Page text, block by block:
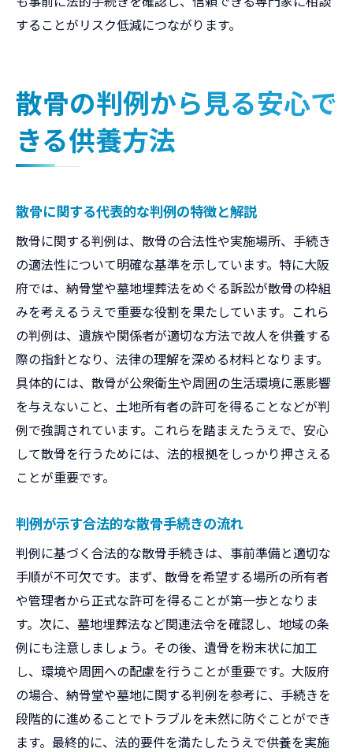
することがリスク低減につながります。
散骨の判例から見る安心で
きる供養方法
散骨に関する代表的な判例の特徴と解説
散骨に関する判例は、散骨の合法性や実施場所、手続き
の適法性について明確な基準を示しています。特に大阪
府では、納骨堂や墓地埋葬法をめぐる訴訟が散骨の枠組
みを考えるうえで重要な役割を果たしています。これら
の判例は、遺族や関係者が適切な方法で故人を供養する
際の指針となり、法律の理解を深める材料となります。
具体的には、散骨が公衆衛生や周囲の生活環境に悪影響
を与えないこと、土地所有者の許可を得ることなどが判
例で強調されています。これらを踏まえたうえで、安心
して散骨を行うためには、法的根拠をしっかり押さえる
ことが重要です。
判例が示す合法的な散骨手続きの流れ
判例に基づく合法的な散骨手続きは、事前準備と適切な
手順が不可欠です。まず、散骨を希望する場所の所有者
や管理者から正式な許可を得ることが第一歩となりま
す。次に、墓地埋葬法など関連法令を確認し、地域の条
例にも注意しましょう。その後、遺骨を粉末状に加工
し、環境や周囲への配慮を行うことが重要です。大阪府
の場合、納骨堂や墓地に関する判例を参考に、手続きを
段階的に進めることでトラブルを未然に防ぐことができ
ます。最終的に、法的要件を満たしたうえで供養を実施